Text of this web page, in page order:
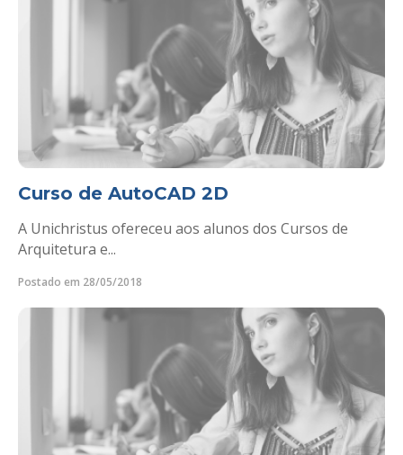
Curso de AutoCAD 2D
A Unichristus ofereceu aos alunos dos Cursos de
Arquitetura e...
Postado em 28/05/2018